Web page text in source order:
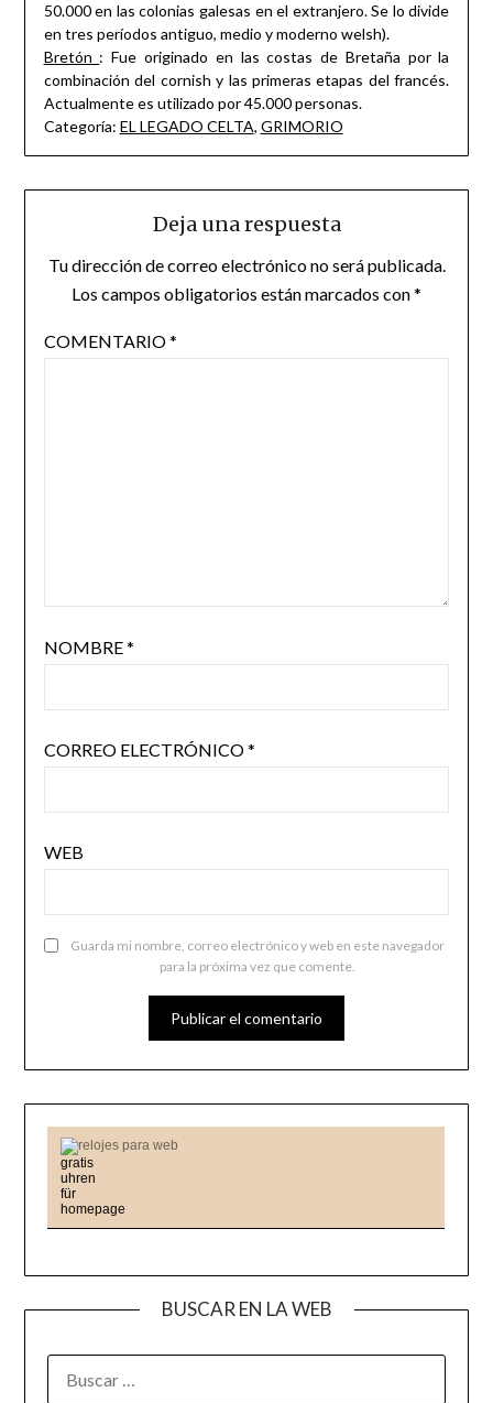
50.000 en las colonias galesas en el extranjero. Se lo divide
en tres períodos antiguo, medio y moderno welsh).
Bretón : Fue originado en las costas de Bretaña por la
combinación del cornish y las primeras etapas del francés.
Actualmente es utilizado por 45.000 personas.
Categoría: EL LEGADO CELTA, GRIMORIO
Deja una respuesta
Tu dirección de correo electrónico no será publicada.
Los campos obligatorios están marcados con*
COMENTARIO*
NOMBRE*
CORREO ELECTRÓNICO*
WEB
Guarda mi nombre, correo electrónico y web en este navegador
para la próxima vez que comente.
relojes para web
BUSCAR EN LA WEB